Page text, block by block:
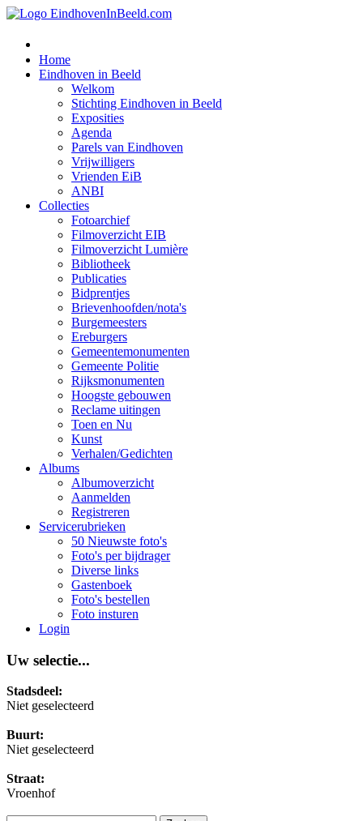
Home
Eindhoven in Beeld
Welkom
Stichting Eindhoven in Beeld
Exposities
Agenda
Parels van Eindhoven
Vrijwilligers
Vrienden EiB
ANBI
Collecties
Fotoarchief
Filmoverzicht EIB
Filmoverzicht Lumière
Bibliotheek
Publicaties
Bidprentjes
Brievenhoofden/nota's
Burgemeesters
Ereburgers
Gemeentemonumenten
Gemeente Politie
Rijksmonumenten
Hoogste gebouwen
Reclame uitingen
Toen en Nu
Kunst
Verhalen/Gedichten
Albums
Albumoverzicht
Aanmelden
Registreren
Servicerubrieken
50 Nieuwste foto's
Foto's per bijdrager
Diverse links
Gastenboek
Foto's bestellen
Foto insturen
Login
Uw selectie...
Stadsdeel:
Niet geselecteerd
Buurt:
Niet geselecteerd
Straat:
Vroenhof